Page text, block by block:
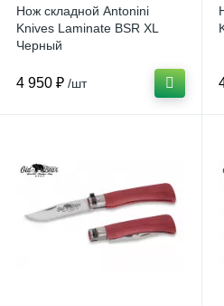
Нож складной Antonini
Knives Laminate BSR XL
Черный
4 950 ₽ /шт